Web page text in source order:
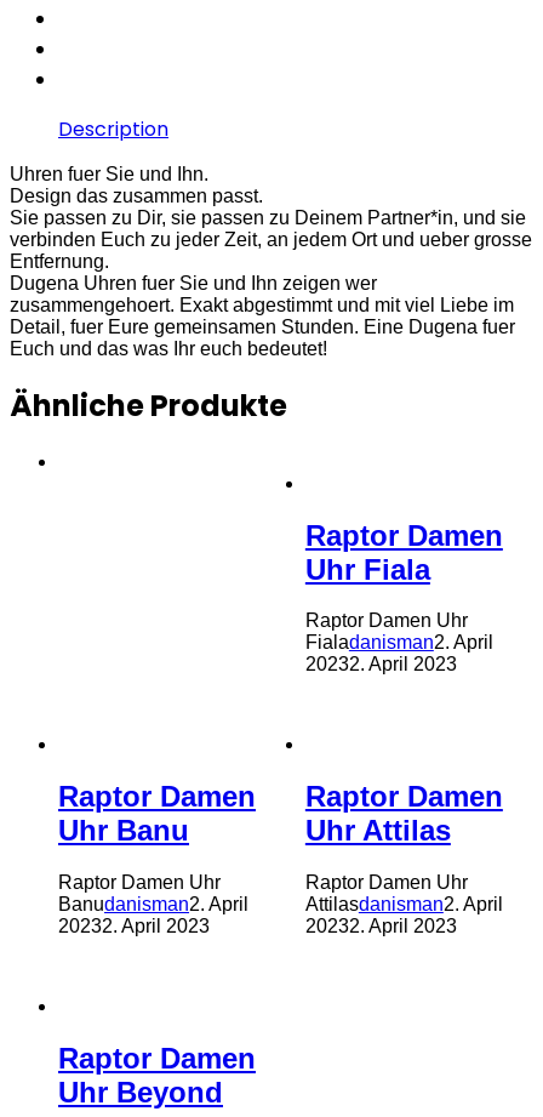
Description
Uhren fuer Sie und Ihn.
Design das zusammen passt.
Sie passen zu Dir, sie passen zu Deinem Partner*in, und sie
verbinden Euch zu jeder Zeit, an jedem Ort und ueber grosse
Entfernung.
Dugena Uhren fuer Sie und Ihn zeigen wer
zusammengehoert. Exakt abgestimmt und mit viel Liebe im
Detail, fuer Eure gemeinsamen Stunden. Eine Dugena fuer
Euch und das was Ihr euch bedeutet!
Ähnliche Produkte
Raptor Damen
Uhr Fiala
Raptor Damen Uhr
Fialadanisman2. April
20232. April 2023
Raptor Damen
Uhr Banu
Raptor Damen Uhr
Banudanisman2. April
20232. April 2023
Raptor Damen
Uhr Attilas
Raptor Damen Uhr
Attilasdanisman2. April
20232. April 2023
Raptor Damen
Uhr Beyond